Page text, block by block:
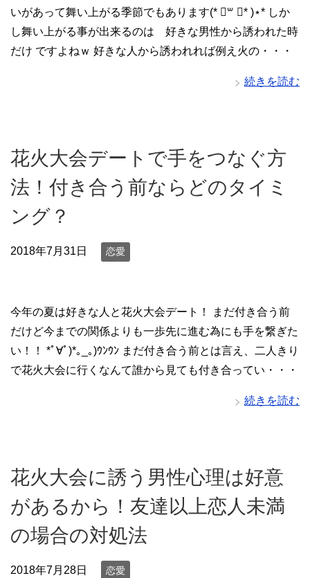
いがあって舞い上がる季節でもあります(* ॑꒳ ॑* )⋆* しか
し舞い上がる事が出来るのは 好きな男性から誘われた時
だけ ですよねｗ 好きな人から誘われれば例え火の・・・
続きを読む
花火大会デートで手をつなぐ方
法！付き合う前ならどのタイミ
ング？
2018年7月31日 恋愛
今年の夏は好きな人と花火大会デート！ まだ付き合う前
だけど今までの関係よりも一歩先に進む為にも手を繋ぎた
い！！ *ﾟ∀ﾟ)*｡_｡)ｳﾝｳﾝ まだ付き合う前とは言え、二人きり
で花火大会に行くなんて誰から見ても付き合ってい・・・
続きを読む
花火大会に誘う男性心理は好意
があるから！友達以上恋人未満
の場合の対処法
2018年7月28日 恋愛